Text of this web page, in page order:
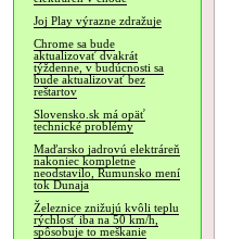
Joj Play výrazne zdražuje
Chrome sa bude
aktualizovať dvakrát
týždenne, v budúcnosti sa
bude aktualizovať bez
reštartov
Slovensko.sk má opäť
technické problémy
Maďarsko jadrovú elektráreň
nakoniec kompletne
neodstavilo, Rumunsko mení
tok Dunaja
Železnice znižujú kvôli teplu
rýchlosť iba na 50 km/h,
spôsobuje to meškanie